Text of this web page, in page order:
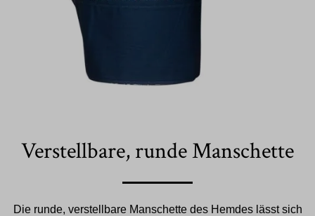
Verstellbare, runde Manschette
Die runde, verstellbare Manschette des Hemdes lässt sich